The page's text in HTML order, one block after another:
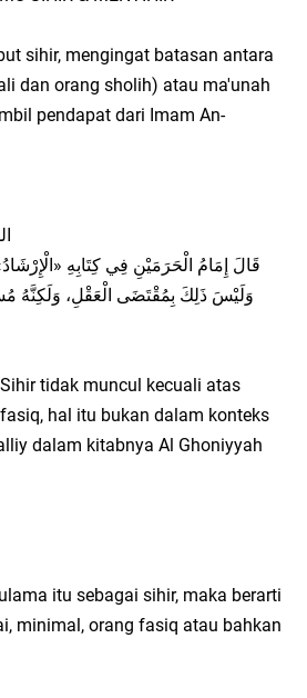
sihir, mengingat batasan antara
dan orang sholih) atau ma'unah
pendapat dari Imam An-
قَالَ إِمَامُ الْحَرَمَيْنِ فِي كِتَابِهِ
وَلَيْسَ ذَلِكَ بِمُقْتَضَى الْعَقْلِ، وَلَكِنَّهُ
tidak muncul kecuali atas
hal itu bukan dalam konteks
dalam kitabnya Al Ghoniyyah
itu sebagai sihir, maka berarti
minimal, orang fasiq atau bahkan